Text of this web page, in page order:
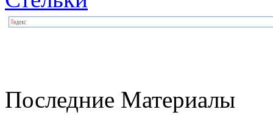
Последние Материалы